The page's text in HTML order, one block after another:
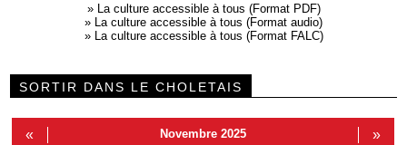
» La culture accessible à tous (Format PDF)
» La culture accessible à tous (Format audio)
» La culture accessible à tous (Format FALC)
SORTIR DANS LE CHOLETAIS
« Novembre 2025 »